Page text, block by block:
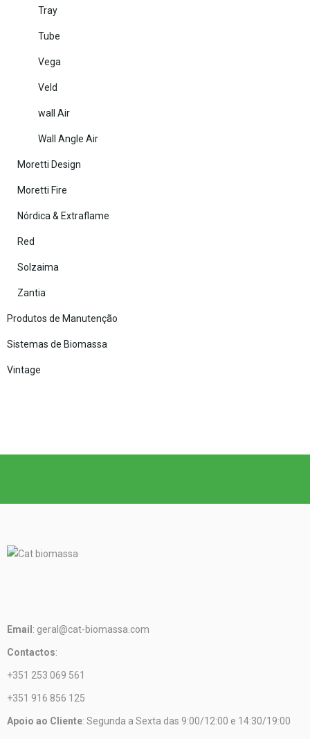
Tray
Tube
Vega
Veld
wall Air
Wall Angle Air
Moretti Design
Moretti Fire
Nórdica & Extraflame
Red
Solzaima
Zantia
Produtos de Manutenção
Sistemas de Biomassa
Vintage
Email: geral@cat-biomassa.com
Contactos:
+351 253 069 561
+351 916 856 125
Apoio ao Cliente: Segunda a Sexta das 9:00/12:00 e 14:30/19:00